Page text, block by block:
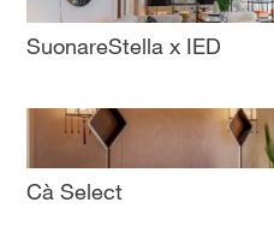
SuonareStella x IED
Cà Select